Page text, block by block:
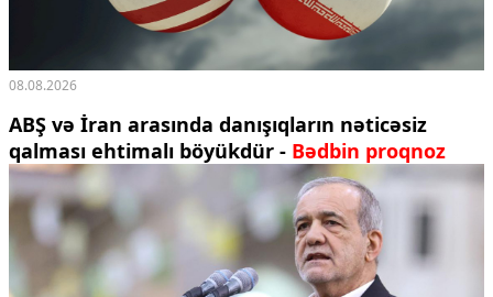
08.08.2026
ABŞ və İran arasında danışıqların nəticəsiz
qalması ehtimalı böyükdür - Bədbin proqnoz